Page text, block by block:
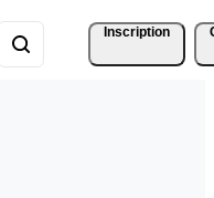
Inscription